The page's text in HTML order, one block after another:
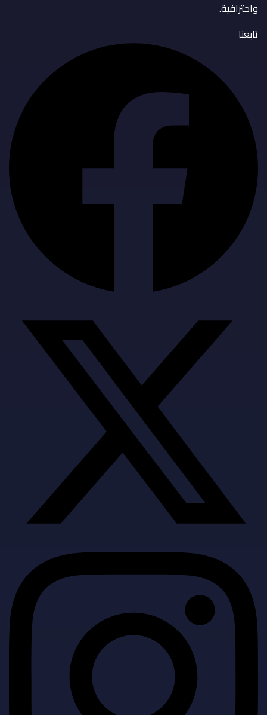
واحترافية.
تابعنا